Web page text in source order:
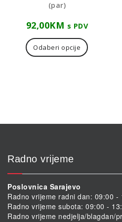
(par)
92,00KM s PDV
Odaberi opcije
proizvod
na
Radno vrijeme
Poslovnica Sarajevo
Radno vrijeme radni dan: 09:00 -
Radno vrijeme subota: 09:00 -
Radno vrijeme nedjelja/blagdan/